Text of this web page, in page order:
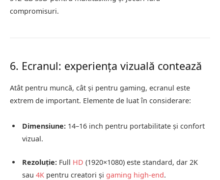
compromisuri.
6. Ecranul: experiența vizuală contează
Atât pentru muncă, cât și pentru gaming, ecranul este
extrem de important. Elemente de luat în considerare:
Dimensiune: 14–16 inch pentru portabilitate și confort
vizual.
Rezoluție: Full HD (1920×1080) este standard, dar 2K
sau 4K pentru creatori și gaming high-end.